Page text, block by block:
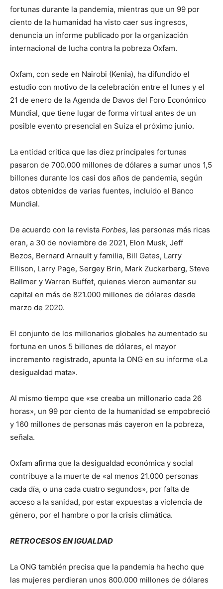
fortunas durante la pandemia, mientras que un 99 por
ciento de la humanidad ha visto caer sus ingresos,
denuncia un informe publicado por la organización
internacional de lucha contra la pobreza Oxfam.
Oxfam, con sede en Nairobi (Kenia), ha difundido el
estudio con motivo de la celebración entre el lunes y el
21 de enero de la Agenda de Davos del Foro Económico
Mundial, que tiene lugar de forma virtual antes de un
posible evento presencial en Suiza el próximo junio.
La entidad critica que las diez principales fortunas
pasaron de 700.000 millones de dólares a sumar unos 1,5
billones durante los casi dos años de pandemia, según
datos obtenidos de varias fuentes, incluido el Banco
Mundial.
De acuerdo con la revista Forbes, las personas más ricas
eran, a 30 de noviembre de 2021, Elon Musk, Jeff
Bezos, Bernard Arnault y familia, Bill Gates, Larry
Ellison, Larry Page, Sergey Brin, Mark Zuckerberg, Steve
Ballmer y Warren Buffet, quienes vieron aumentar su
capital en más de 821.000 millones de dólares desde
marzo de 2020.
El conjunto de los millonarios globales ha aumentado su
fortuna en unos 5 billones de dólares, el mayor
incremento registrado, apunta la ONG en su informe «La
desigualdad mata».
Al mismo tiempo que «se creaba un millonario cada 26
horas», un 99 por ciento de la humanidad se empobreció
y 160 millones de personas más cayeron en la pobreza,
señala.
Oxfam afirma que la desigualdad económica y social
contribuye a la muerte de «al menos 21.000 personas
cada día, o una cada cuatro segundos», por falta de
acceso a la sanidad, por estar expuestas a violencia de
género, por el hambre o por la crisis climática.
RETROCESOS EN IGUALDAD
La ONG también precisa que la pandemia ha hecho que
las mujeres perdieran unos 800.000 millones de dólares